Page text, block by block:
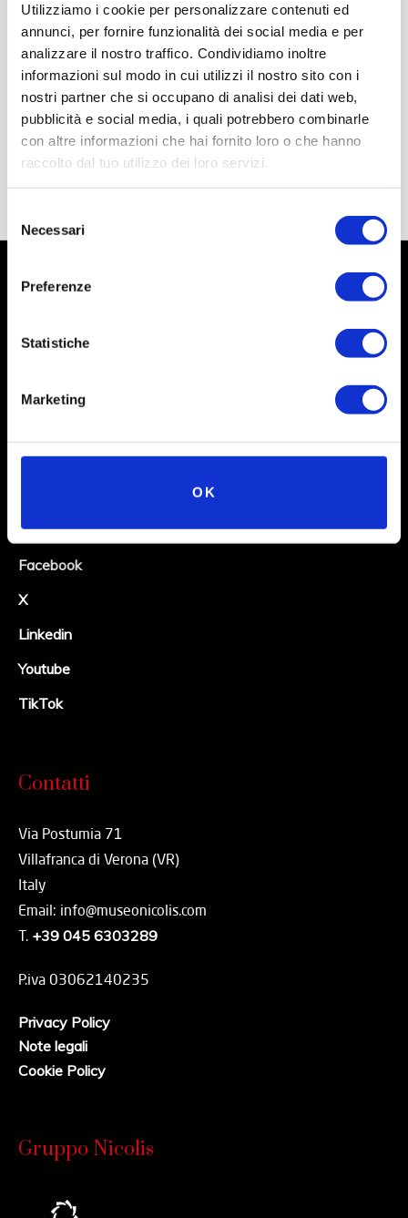
Utilizziamo i cookie per personalizzare contenuti ed
annunci, per fornire funzionalità dei social media e per
analizzare il nostro traffico. Condividiamo inoltre
informazioni sul modo in cui utilizzi il nostro sito con i
nostri partner che si occupano di analisi dei dati web,
pubblicità e social media, i quali potrebbero combinarle
con altre informazioni che hai fornito loro o che hanno
raccolto dal tuo utilizzo dei loro servizi.
delNecessari
Preferenze
Statistiche
Marketing
OK
Instagram
Facebook
X
Linkedin
Youtube
TikTok
Contatti
Via Postumia 71
Villafranca di Verona (VR)
Italy
Email: info@museonicolis.com
T. +39 045 6303289
P.iva 03062140235
Privacy Policy
Note legali
Cookie Policy
Gruppo Nicolis